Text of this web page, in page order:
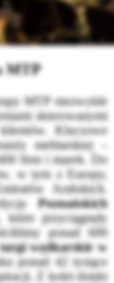
MTP
MTP niezwykle
skierowanymi
Kluczowe
meblarskiej –
firm i marek. Do
w tym z Europy,
Arabskich.
Poznańskich
które przyciągnęły
ponad 600
wędkarskie w
ponad 42 tysiące
Z kolei dzięki